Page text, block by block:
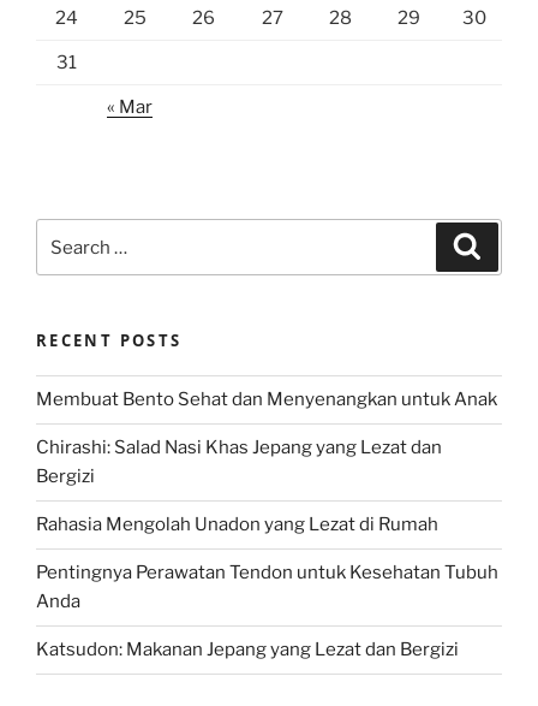
24 25 26 27 28 29 30
31
« Mar
for:
RECENT POSTS
Membuat Bento Sehat dan Menyenangkan untuk Anak
Chirashi: Salad Nasi Khas Jepang yang Lezat dan
Bergizi
Rahasia Mengolah Unadon yang Lezat di Rumah
Pentingnya Perawatan Tendon untuk Kesehatan Tubuh
Anda
Katsudon: Makanan Jepang yang Lezat dan Bergizi